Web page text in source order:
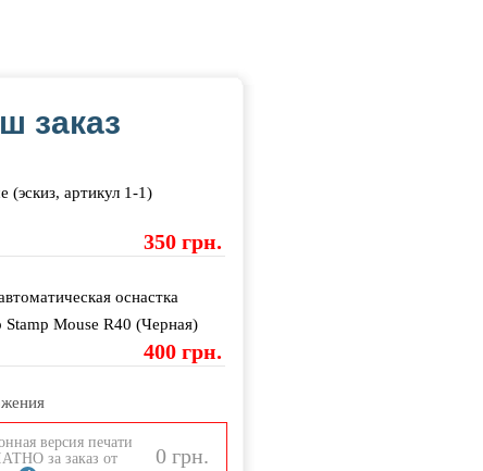
заказ
(эскиз, артикул 1-1)
350 грн.
оснастка
Stamp Mouse R40 (Черная)
400 грн.
версия печати
за заказ от
0 грн.